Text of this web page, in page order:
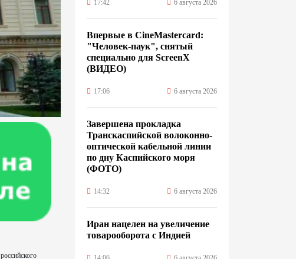
17:42 6 августа 2026
Впервые в CineMastercard:
"Человек-паук", снятый
специально для ScreenX
(ВИДЕО)
17:06 6 августа 2026
Завершена прокладка
Транскаспийской волоконно-
оптической кабельной линии
по дну Каспийского моря
(ФОТО)
14:32 6 августа 2026
Иран нацелен на увеличение
товарооборота с Индией